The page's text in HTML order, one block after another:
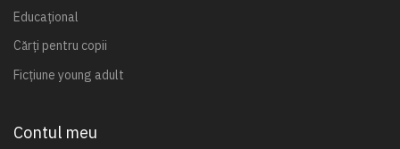
Educațional
Cărți pentru copii
Ficțiune young adult
Contul meu